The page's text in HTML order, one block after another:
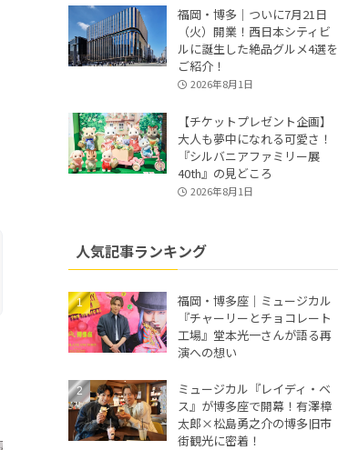
福岡・博多｜ついに7月21日
（火）開業！西日本シティビ
ルに誕生した絶品グルメ4選を
ご紹介！
2026年8月1日
【チケットプレゼント企画】
大人も夢中になれる可愛さ！
『シルバニアファミリー展
40th』の見どころ
2026年8月1日
人気記事ランキング
福岡・博多座｜ミュージカル
『チャーリーとチョコレート
工場』堂本光一さんが語る再
演への想い
ミュージカル『レイディ・ベ
ス』が博多座で開幕！有澤樟
太郎×松島勇之介の博多旧市
街観光に密着！